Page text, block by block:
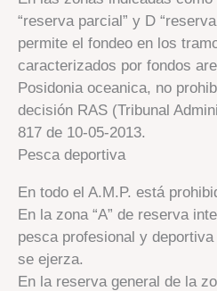
“reserva parcial” y D
permite el fondeo en los
caracterizados por fondos
Posidonia oceanica, no
decisión RAS (Tribunal
817 de 10-05-2013.
Pesca deportiva
En todo el A.M.P. está
En la zona “A” de reserva
pesca profesional y
se ejerza.
En la reserva general de la